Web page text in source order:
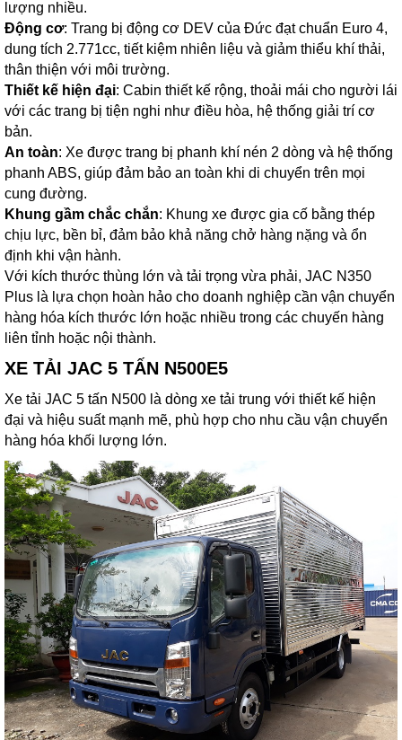
lượng nhiều.
Động cơ: Trang bị động cơ DEV của Đức đạt chuẩn Euro 4,
dung tích 2.771cc, tiết kiệm nhiên liệu và giảm thiểu khí thải,
thân thiện với môi trường.
Thiết kế hiện đại: Cabin thiết kế rộng, thoải mái cho người lái
với các trang bị tiện nghi như điều hòa, hệ thống giải trí cơ
bản.
An toàn: Xe được trang bị phanh khí nén 2 dòng và hệ thống
phanh ABS, giúp đảm bảo an toàn khi di chuyển trên mọi
cung đường.
Khung gầm chắc chắn: Khung xe được gia cố bằng thép
chịu lực, bền bỉ, đảm bảo khả năng chở hàng nặng và ổn
định khi vận hành.
Với kích thước thùng lớn và tải trọng vừa phải, JAC N350
Plus là lựa chọn hoàn hảo cho doanh nghiệp cần vận chuyển
hàng hóa kích thước lớn hoặc nhiều trong các chuyến hàng
liên tỉnh hoặc nội thành.
XE TẢI JAC 5 TẤN N500E5
Xe tải JAC 5 tấn N500 là dòng xe tải trung với thiết kế hiện
đại và hiệu suất mạnh mẽ, phù hợp cho nhu cầu vận chuyển
hàng hóa khối lượng lớn.